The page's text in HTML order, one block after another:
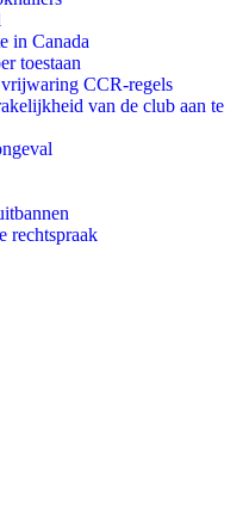
in Canada
toestaan
CCR-regels
van de club aan te
rechtspraak